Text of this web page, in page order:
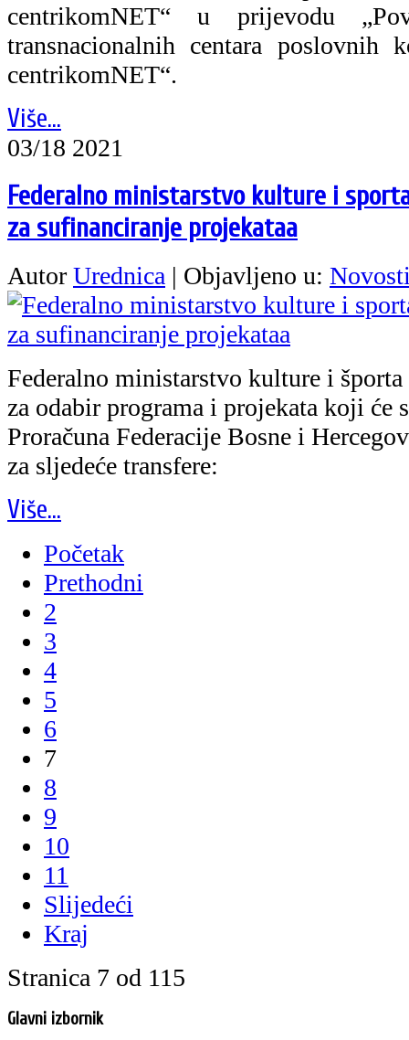
centrikomNET“ u prijevodu
transnacionalnih centara poslovnih
centrikomNET“.
Više...
03/18 2021
Federalno ministarstvo kulture i
za sufinanciranje projekataa
Autor Urednica | Objavljeno u:
Federalno ministarstvo kulture i
za odabir programa i projekata koji će
Proračuna Federacije Bosne i
za sljedeće transfere:
Više...
Početak
Prethodni
2
3
4
5
6
7
8
9
10
11
Slijedeći
Kraj
Stranica 7 od 115
Glavni izbornik